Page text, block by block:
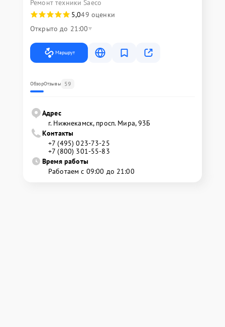
Ремонт техники Saeco
5,049 оценки
Открыто до 21:00
Маршрут
ОбзорОтзывы 59
Адрес
г. Нижнекамск, просп. Мира, 93Б
Контакты
+7 (495) 023-73-25
+7 (800) 301-55-83
Время работы
Работаем с 09:00 до 21:00